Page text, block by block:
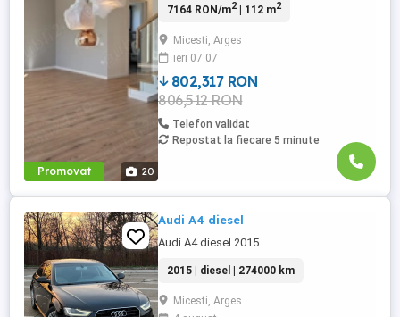
Promovat 20
rezidential deosebit amplasat in comuna
minute de Mioveni. Zona este linistita. Ca
si teren avem 400mp. intravilan curs
constructii, strada pietruita. ...
7164 RON/m2| 112 m2
Micesti, Arges
ieri 07:07
802,317 RON
806,512 RON
Telefon validat
Repostat la fiecare 5 minute
Audi A4 diesel
Audi A4 diesel 2015
2015 | diesel | 274000 km
Micesti, Arges